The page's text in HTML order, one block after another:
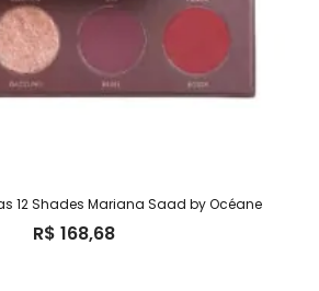
12 Shades Mariana Saad by Océane
R$ 168,68